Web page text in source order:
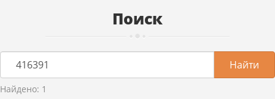
Поиск
Найдено: 1